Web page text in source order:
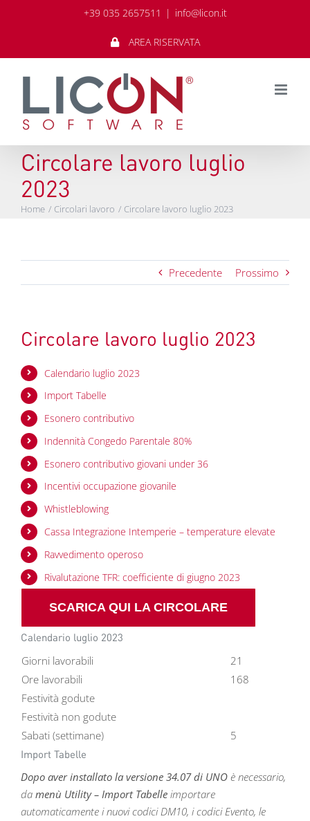
+39 035 2657511 | info@licon.it
AREA RISERVATA
Circolare lavoro luglio
2023
Home Circolari lavoro Circolare lavoro luglio 2023
Precedente Prossimo
Circolare lavoro luglio 2023
Calendario luglio 2023
Import Tabelle
Esonero contributivo
Indennità Congedo Parentale 80%
Esonero contributivo giovani under 36
Incentivi occupazione giovanile
Whistleblowing
Cassa Integrazione Intemperie – temperature elevate
Ravvedimento operoso
Rivalutazione TFR: coefficiente di giugno 2023
SCARICA QUI LA CIRCOLARE
Calendario luglio 2023
Giorni lavorabili
21
Ore lavorabili
168
Festività godute
Festività non godute
Sabati (settimane)
5
Import Tabelle
Dopo aver installato la versione 34.07 di UNOè necessario,
da menù Utility – Import Tabelleimportare
automaticamente i nuovi codici DM10, i codici Evento, le